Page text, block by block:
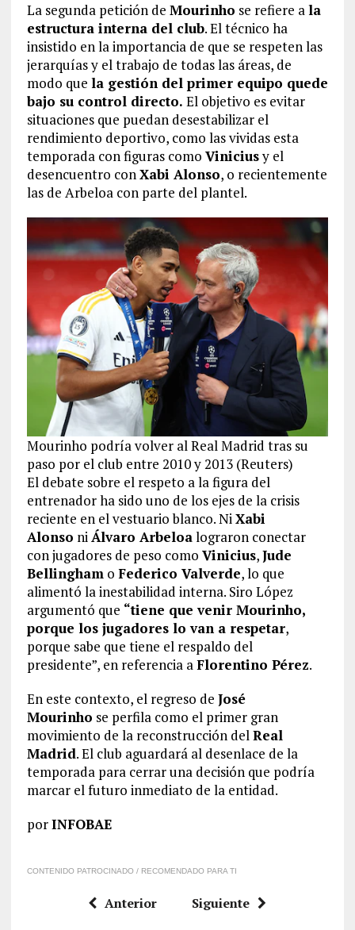
La segunda petición de Mourinho se refiere ala
estructura interna del club. El técnico ha
insistido en la importancia de que se respeten las
jerarquías y el trabajo de todas las áreas, de
modo que la gestión del primer equipo quede
bajo su control directo. El objetivo es evitar
situaciones que puedan desestabilizar el
rendimiento deportivo, como las vividas esta
temporada con figuras como Viniciusy el
desencuentro conXabi Alonso, o recientemente
las de Arbeloa con parte del plantel.
Mourinho podría volver al Real Madrid tras su
paso por el club entre 2010 y 2013 (Reuters)
El debate sobre el respeto a la figura del
entrenador ha sido uno de los ejes de la crisis
reciente en el vestuario blanco. NiXabi
Alonso niÁlvaro Arbeloalograron conectar
con jugadores de peso como Vinicius,Jude
Bellinghamo Federico Valverde, lo que
alimentó la inestabilidad interna. Siro López
argumentó que “tiene que venir Mourinho,
porque los jugadores lo van a respetar,
porque sabe que tiene el respaldo del
presidente”, en referencia aFlorentino Pérez.
En este contexto, el regreso de José
Mourinho se perfila como el primer gran
movimiento de la reconstrucción delReal
Madrid. El club aguardará al desenlace de la
temporada para cerrar una decisión que podría
marcar el futuro inmediato de la entidad.
porINFOBAE
CONTENIDO PATROCINADO / RECOMENDADO PARA TI
Anterior Siguiente